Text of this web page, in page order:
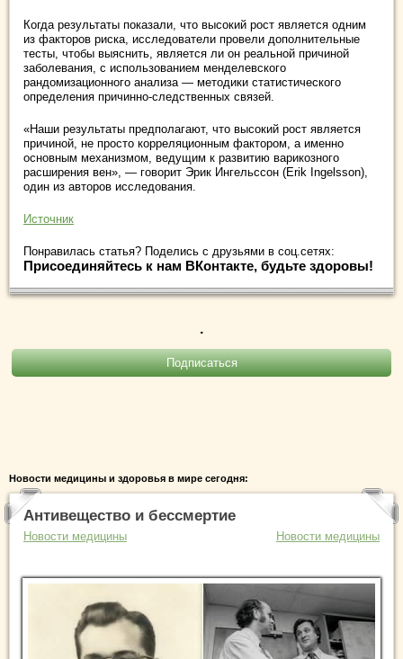
Когда результаты показали, что высокий рост является одним
из факторов риска, исследователи провели дополнительные
тесты, чтобы выяснить, является ли он реальной причиной
заболевания, с использованием менделевского
рандомизационного анализа — методики статистического
определения причинно-следственных связей.
«Наши результаты предполагают, что высокий рост является
причиной, не просто корреляционным фактором, а именно
основным механизмом, ведущим к развитию варикозного
расширения вен», — говорит Эрик Ингельссон (Erik Ingelsson),
один из авторов исследования.
Источник
Понравилась статья? Поделись с друзьями в соц.сетях:
Присоединяйтесь к нам ВКонтакте, будьте здоровы!
.
Новости медицины и здоровья в мире сегодня:
Антивещество и бессмертие
Новости медицины Новости медицины